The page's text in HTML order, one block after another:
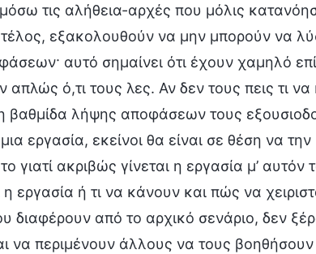
τις αλήθεια-αρχές που μόλις
τέλος, εξακολουθούν να μην μπορούν να
αυτό σημαίνει ότι έχουν χαμηλό
ό,τι τους λες. Αν δεν τους πεις τι
βαθμίδα λήψης αποφάσεων τους
εργασία, εκείνοι θα είναι σε θέση να
γιατί ακριβώς γίνεται η εργασία μ’ αυτόν
εργασία ή τι να κάνουν και πώς να
από το αρχικό σενάριο, δεν
να περιμένουν άλλους να τους